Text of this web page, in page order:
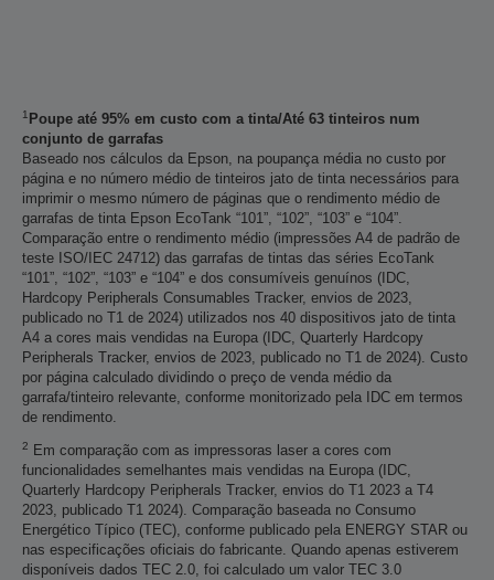
1 Poupe até 95% em custo com a tinta/Até 63 tinteiros num
conjunto de garrafas
Baseado nos cálculos da Epson, na poupança média no custo por
página e no número médio de tinteiros jato de tinta necessários para
imprimir o mesmo número de páginas que o rendimento médio de
garrafas de tinta Epson EcoTank “101”, “102”, “103” e “104”.
Comparação entre o rendimento médio (impressões A4 de padrão de
teste ISO/IEC 24712) das garrafas de tintas das séries EcoTank
“101”, “102”, “103” e “104” e dos consumíveis genuínos (IDC,
Hardcopy Peripherals Consumables Tracker, envios de 2023,
publicado no T1 de 2024) utilizados nos 40 dispositivos jato de tinta
A4 a cores mais vendidas na Europa (IDC, Quarterly Hardcopy
Peripherals Tracker, envios de 2023, publicado no T1 de 2024). Custo
por página calculado dividindo o preço de venda médio da
garrafa/tinteiro relevante, conforme monitorizado pela IDC em termos
de rendimento.
2
Em comparação com as impressoras laser a cores com
funcionalidades semelhantes mais vendidas na Europa (IDC,
Quarterly Hardcopy Peripherals Tracker, envios do T1 2023 a T4
2023, publicado T1 2024). Comparação baseada no Consumo
Energético Típico (TEC), conforme publicado pela ENERGY STAR ou
nas especificações oficiais do fabricante. Quando apenas estiverem
disponíveis dados TEC 2.0, foi calculado um valor TEC 3.0